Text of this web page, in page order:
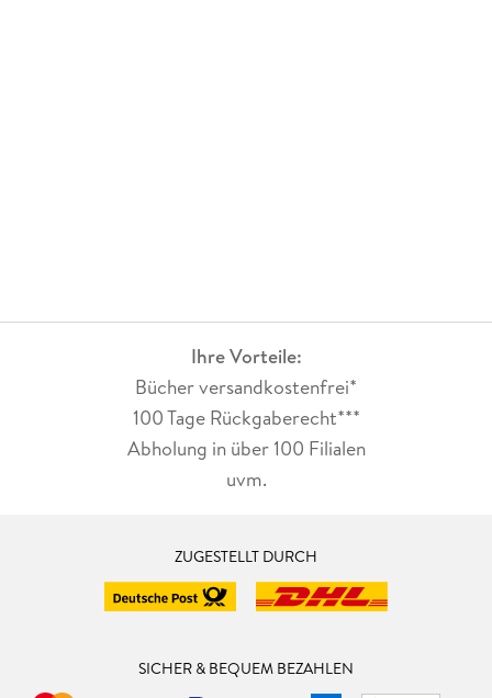
Ihre Vorteile:
Bücher versandkostenfrei*
100 Tage Rückgaberecht***
Abholung in über 100 Filialen
uvm.
ZUGESTELLT DURCH
SICHER & BEQUEM BEZAHLEN